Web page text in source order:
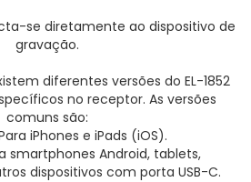
se diretamente ao dispositivo de
gravação.
diferentes versões do EL-1852
no receptor. As versões
comuns são:
iPhones e iPads (iOS).
smartphones Android, tablets,
dispositivos com porta USB-C.